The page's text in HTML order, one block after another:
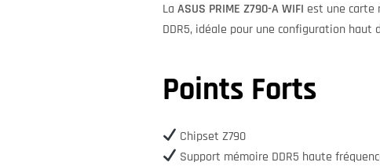
La ASUS PRIME Z790-A WIFI est une carte
DDR5, idéale pour une configuration haut
Points Forts
Chipset Z790
Support mémoire DDR5 haute